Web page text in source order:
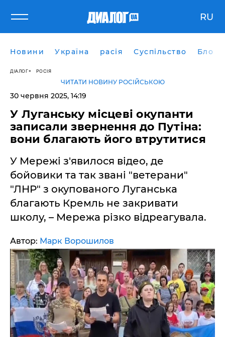
RU
Новини Україна расія Суспільство Блоги
ДІАЛОГ РОСІЯ
ЧИТАТИ НОВИНУ РОСІЙСЬКОЮ
30 червня 2025, 14:19
У Луганську місцеві окупанти
записали звернення до Путіна:
вони благають його втрутитися
У Мережі з'явилося відео, де
бойовики та так звані "ветерани"
"ЛНР" з окупованого Луганська
благають Кремль не закривати
школу, – Мережа різко відреагувала.
Автор: Марк Ворошилов